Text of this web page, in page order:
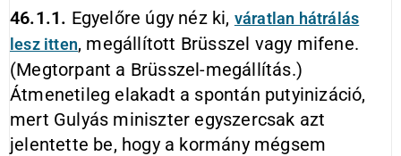
46.1.1. Egyelőre úgy néz ki, váratlan hátrálás
lesz itten, megállított Brüsszel vagy mifene.
(Megtorpant a Brüsszel-megállítás.)
Átmenetileg elakadt a spontán putyinizáció,
mert Gulyás miniszter egyszercsak azt
jelentette be, hogy a kormány mégsem